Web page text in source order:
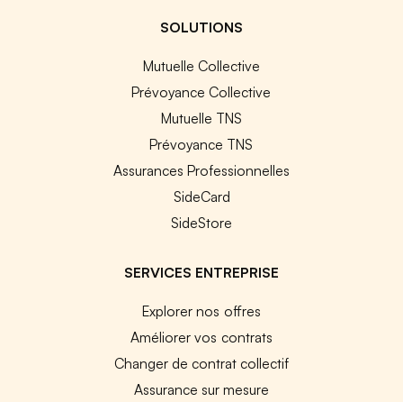
SOLUTIONS
Mutuelle Collective
Prévoyance Collective
Mutuelle TNS
Prévoyance TNS
Assurances Professionnelles
SideCard
SideStore
SERVICES ENTREPRISE
Explorer nos offres
Améliorer vos contrats
Changer de contrat collectif
Assurance sur mesure